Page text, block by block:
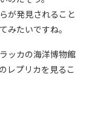
が発見されること
みたいですね。
ッカの海洋博物館
レプリカを見るこ